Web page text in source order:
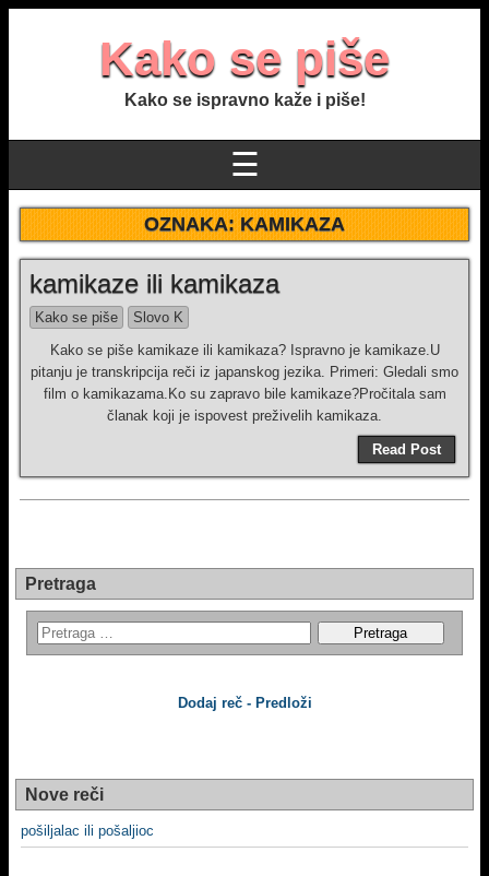
Kako se piše
Kako se ispravno kaže i piše!
☰
OZNAKA:KAMIKAZA
kamikaze ili kamikaza
Kako se piše
Slovo K
Kako se piše kamikaze ili kamikaza? Ispravno je kamikaze.U
pitanju je transkripcija reči iz japanskog jezika. Primeri: Gledali smo
film o kamikazama.Ko su zapravo bile kamikaze?Pročitala sam
članak koji je ispovest preživelih kamikaza.
Read Post
Pretraga
Dodaj reč - Predloži
Nove reči
pošiljalac ili pošaljioc